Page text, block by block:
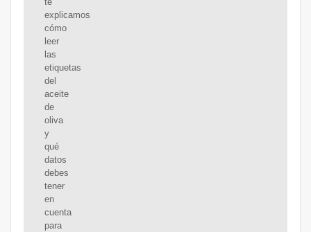
explicamos
cómo
leer
las
etiquetas
del
aceite
de
oliva
y
qué
datos
debes
tener
en
cuenta
para